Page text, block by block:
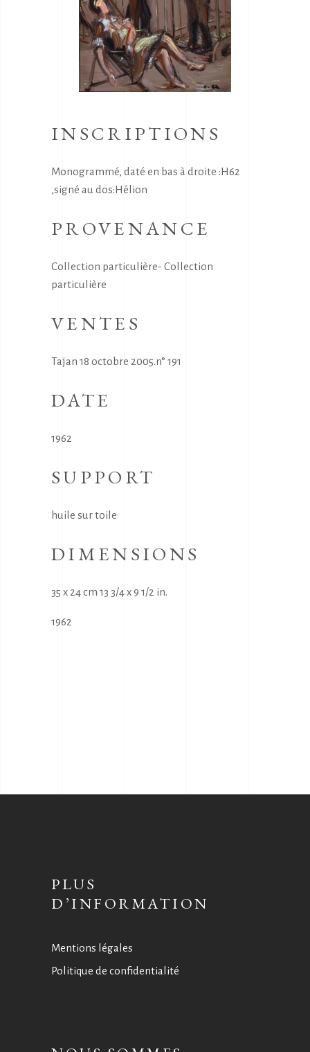
INSCRIPTIONS
Monogrammé, daté en bas à droite :H62
,signé au dos:Hélion
PROVENANCE
Collection particulière- Collection
particulière
VENTES
Tajan 18 octobre 2005.n° 191
DATE
1962
SUPPORT
huile sur toile
DIMENSIONS
35 x 24 cm 13 3/4 x 9 1/2 in.
1962
PLUS
D’INFORMATION
Mentions légales
Politique de confidentialité